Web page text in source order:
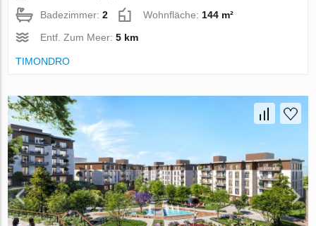
Badezimmer:2 Wohnfläche: 144 m²
Entf. Zum Meer:5 km
TIMONDRO